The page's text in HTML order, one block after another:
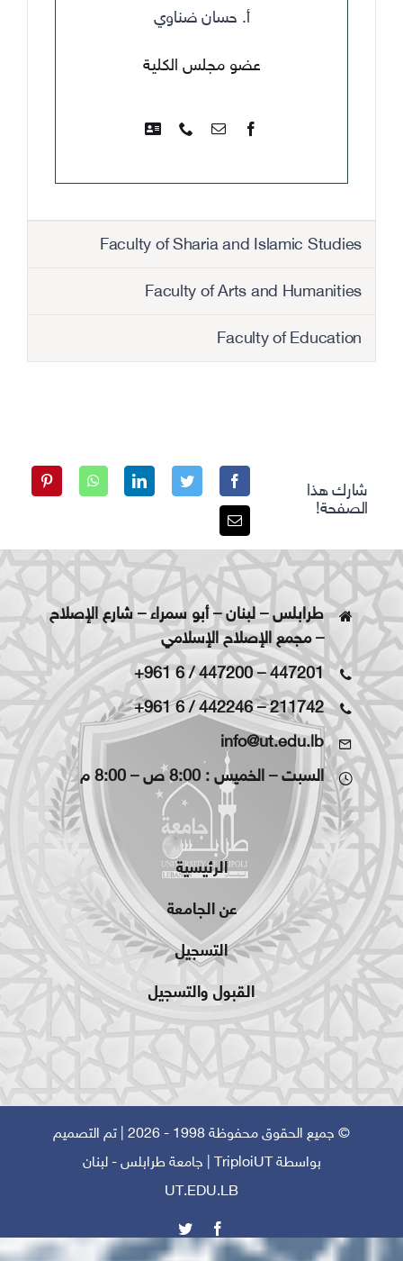
أ. حسان ضناوي
عضو مجلس الكلية
Faculty of Sharia and Islamic Studies
Faculty of Arts and Humanities
Faculty of Education
شارك هذا
الصفحة!
طرابلس – لبنان – أبو سمراء – شارع الإصلاح
– مجمع الإصلاح الإسلامي
+961 6 / 447200–447201
+961 6 / 442246–211742
info@ut.edu.lb
السبت – الخميس : 8:00 ص – 8:00 م
الرئيسية
عن الجامعة
التسجيل
القبول والتسجيل
© جميع الحقوق محفوظة 1998 - 2026 | تم التصميم
بواسطةTriploiUT | جامعة طرابلس - لبنان
UT.EDU.LB